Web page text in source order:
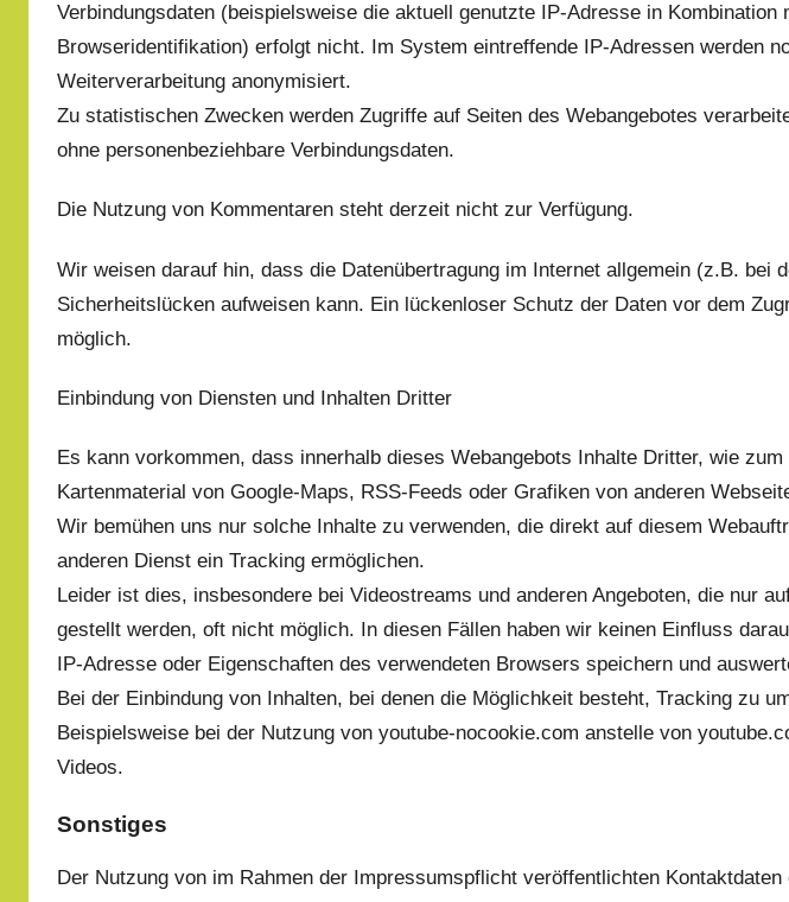
Verbindungsdaten (beispielsweise die aktuell genutzte IP-Adresse in Kombination
Browseridentifikation) erfolgt nicht. Im System eintreffende IP-Adressen werden
Weiterverarbeitung anonymisiert.
Zu statistischen Zwecken werden Zugriffe auf Seiten des Webangebotes
ohne personenbeziehbare Verbindungsdaten.
Die Nutzung von Kommentaren steht derzeit nicht zur Verfügung.
Wir weisen darauf hin, dass die Datenübertragung im Internet allgemein (z.B. bei
Sicherheitslücken aufweisen kann. Ein lückenloser Schutz der Daten vor dem
möglich.
Einbindung von Diensten und Inhalten Dritter
Es kann vorkommen, dass innerhalb dieses Webangebots Inhalte Dritter, wie zum
Kartenmaterial von Google-Maps, RSS-Feeds oder Grafiken von anderen
Wir bemühen uns nur solche Inhalte zu verwenden, die direkt auf diesem
anderen Dienst ein Tracking ermöglichen.
Leider ist dies, insbesondere bei Videostreams und anderen Angeboten, die nur
gestellt werden, oft nicht möglich. In diesen Fällen haben wir keinen Einfluss
IP-Adresse oder Eigenschaften des verwendeten Browsers speichern und
Bei der Einbindung von Inhalten, bei denen die Möglichkeit besteht, Tracking zu
Beispielsweise bei der Nutzung von youtube-nocookie.com anstelle von
Videos.
Sonstiges
Der Nutzung von im Rahmen der Impressumspflicht veröffentlichten